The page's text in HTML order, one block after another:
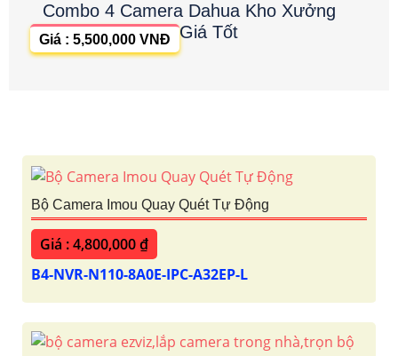
Combo 4 Camera Dahua Kho Xưởng
Giá Tốt
Giá : 5,500,000 VNĐ
Bộ Camera Imou Quay Quét Tự Động
Giá : 4,800,000 ₫
B4-NVR-N110-8A0E-IPC-A32EP-L